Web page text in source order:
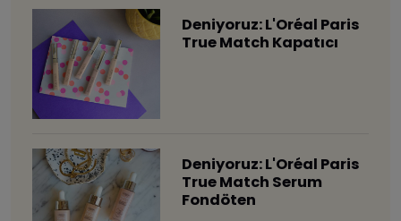
Deniyoruz: L'Oréal Paris
True Match Kapatıcı
Deniyoruz: L'Oréal Paris
True Match Serum
Fondöten